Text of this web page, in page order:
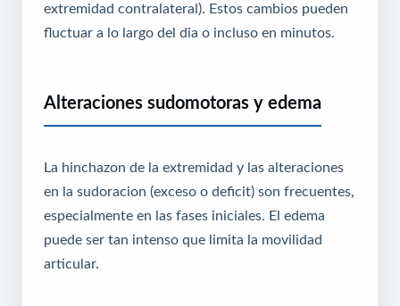
extremidad contralateral). Estos cambios pueden
fluctuar a lo largo del dia o incluso en minutos.
Alteraciones sudomotoras y edema
La hinchazon de la extremidad y las alteraciones
en la sudoracion (exceso o deficit) son frecuentes,
especialmente en las fases iniciales. El edema
puede ser tan intenso que limita la movilidad
articular.